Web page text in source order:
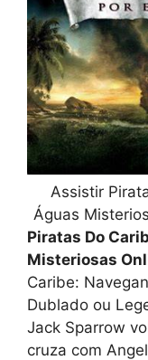
Assistir
Águas
Piratas Do
Misteriosas
Caribe:
Dublado ou
Jack Sparrow
cruza com